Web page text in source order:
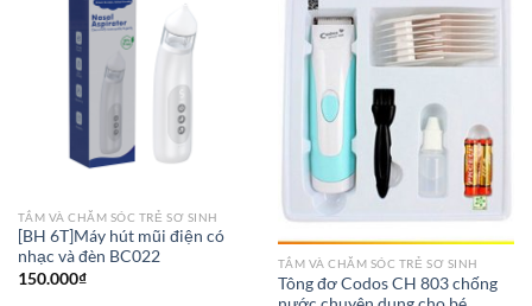
TẮM VÀ CHĂM SÓC TRẺ SƠ SINH
[BH 6T]Máy hút mũi điện có
nhạc và đèn BC022
150.000₫
TẮM VÀ CHĂM SÓC TRẺ SƠ SINH
Tông đơ Codos CH 803 chống